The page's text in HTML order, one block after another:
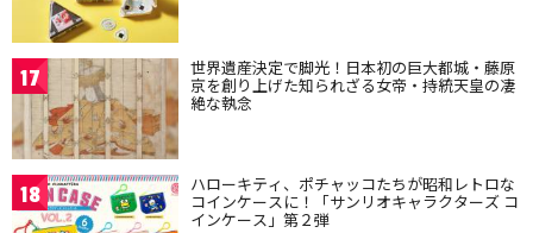
17 世界遺産決定で脚光！日本初の巨大都城・藤原
京を創り上げた知られざる女帝・持統天皇の凄
絶な執念
18 ハローキティ、ポチャッコたちが昭和レトロな
コインケースに！「サンリオキャラクターズ コ
インケース」第２弾